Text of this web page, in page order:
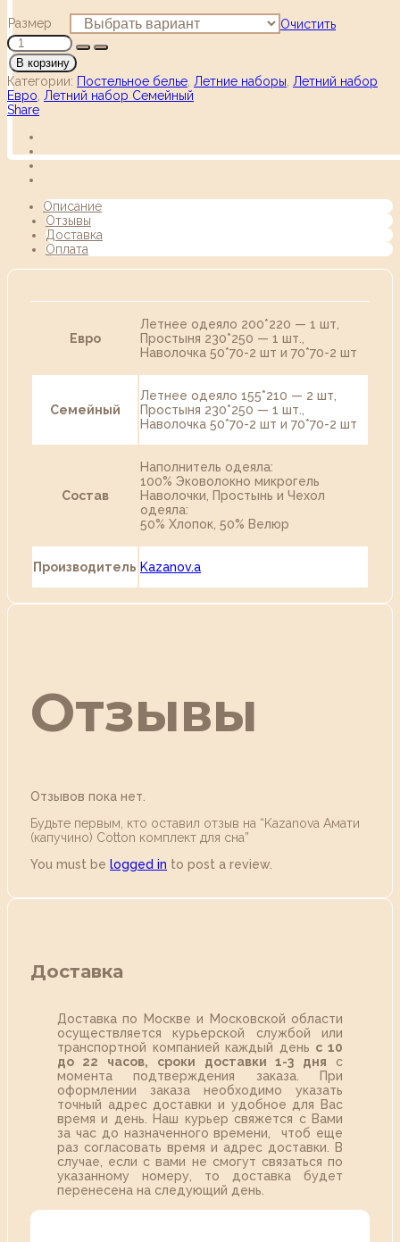
Размер Очистить
В корзину
Категории: Постельное белье Летние наборы Летний набор
Евро Летний набор Семейный
Share
Описание
Отзывы
Доставка
Оплата
Евро
Летнее одеяло 200*220 — 1 шт,
Простыня 230*250 — 1 шт.,
Наволочка 50*70-2 шт и 70*70-2 шт
Семейный
Летнее одеяло 155*210 — 2 шт,
Простыня 230*250 — 1 шт.,
Наволочка 50*70-2 шт и 70*70-2 шт
Состав
Наполнитель одеяла:
100% Эковолокно микрогель
Наволочки, Простынь и Чехол
одеяла:
50% Хлопок, 50% Велюр
Производитель Kazanov.a
Отзывы
Отзывов пока нет.
Будьте первым, кто оставил отзыв на “Kazanova Амати
(капучино) Cotton комплект для сна”
You must be logged in to post a review.
Доставка
Доставка по Москве и Московской области
осуществляется курьерской службой или
транспортной компанией каждый день с 10
до 22 часов,
сроки доставки 1-3 дня с
момента подтверждения заказа. При
оформлении заказа необходимо указать
точный адрес доставки и удобное для Вас
время и день. Наш курьер свяжется с Вами
за час до назначенного времени, чтоб еще
раз согласовать время и адрес доставки. В
случае, если с вами не смогут связаться по
указанному номеру, то доставка будет
перенесена на следующий день.